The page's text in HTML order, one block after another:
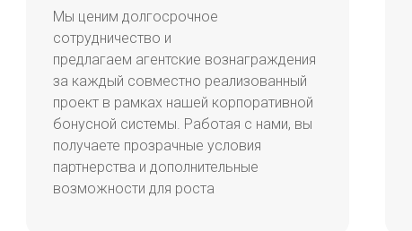
Мы ценим долгосрочное
сотрудничество и
предлагаем агентские вознаграждения
за каждый совместно реализованный
проект в рамках нашей корпоративной
бонусной системы. Работая с нами, вы
получаете прозрачные условия
партнерства и дополнительные
возможности для роста